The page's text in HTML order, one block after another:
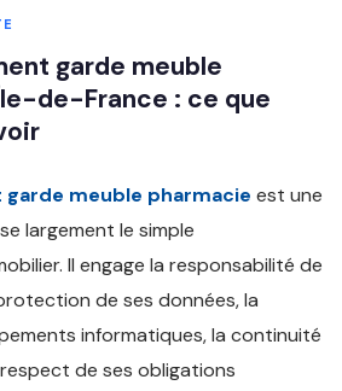
garde meuble
de-France : ce que
meuble pharmacie est une
largement le simple
Il engage la responsabilité de
de ses données, la
informatiques, la continuité
de ses obligations